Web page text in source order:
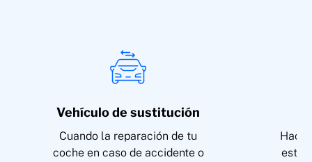
Vehículo de sustitución
Cuando la reparación de tu
coche en caso de accidente o